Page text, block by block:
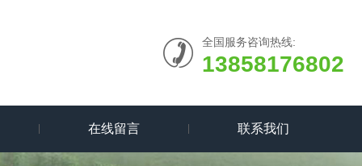
全国服务咨询热线:
13858176802
在线留言 联系我们